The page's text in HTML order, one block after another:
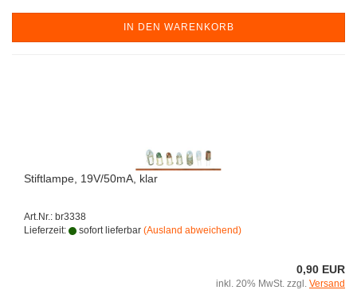
IN DEN WARENKORB
Stiftlampe, 19V/50mA, klar
Art.Nr.: br3338
Lieferzeit:
sofort lieferbar (Ausland abweichend)
0,90 EUR
inkl. 20% MwSt. zzgl. Versand